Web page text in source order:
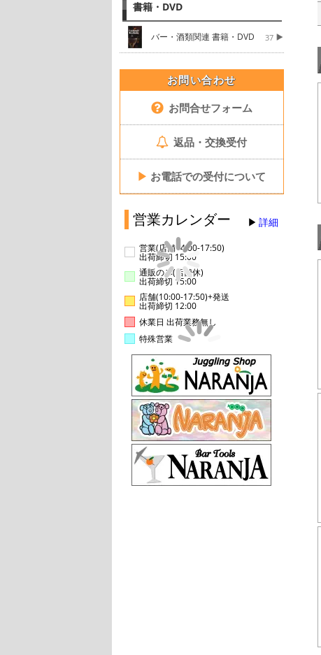
書籍・DVD
バー・酒類関連 書籍・DVD 37
お問い合わせ
お問合せフォーム
返品・交換受付
▶ お電話での受付について
営業カレンダー 詳細
営業(店舗14:00-17:50)
出荷締切 15:00
通販のみ(店舗休)
出荷締切 15:00
店舗(10:00-17:50)+発送
出荷締切 12:00
休業日 出荷業務無し
特殊営業